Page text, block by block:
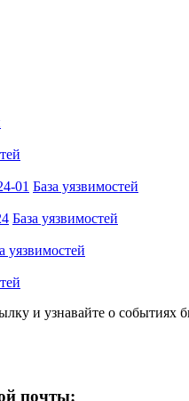
01 База уязвимостей
База уязвимостей
уязвимостей
и узнавайте о событиях
почты: